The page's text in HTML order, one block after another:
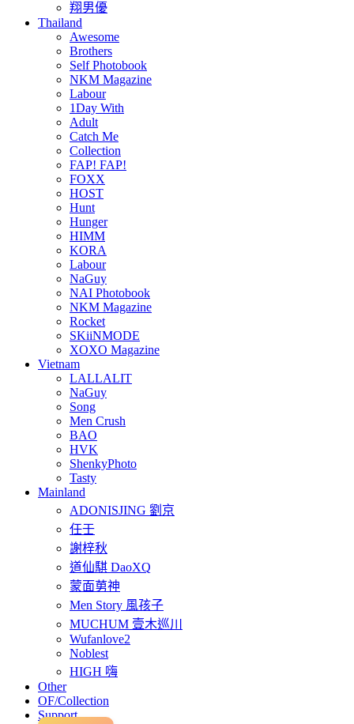
翔男優
Thailand
Awesome
Brothers
Self Photobook
NKM Magazine
Labour
1Day With
Adult
Catch Me
Collection
FAP! FAP!
FOXX
HOST
Hunt
Hunger
HIMM
KORA
Labour
NaGuy
NAI Photobook
NKM Magazine
Rocket
SKiiNMODE
XOXO Magazine
Vietnam
LALLALIT
NaGuy
Song
Men Crush
BAO
HVK
ShenkyPhoto
Tasty
Mainland
ADONISJING 劉京
任壬
謝梓秋
道仙騏 DaoXQ
蒙面莮神
Men Story 風孩子
MUCHUM 壹木巡川
Wufanlove2
Noblest
HIGH 嗨
Other
OF/Collection
Support